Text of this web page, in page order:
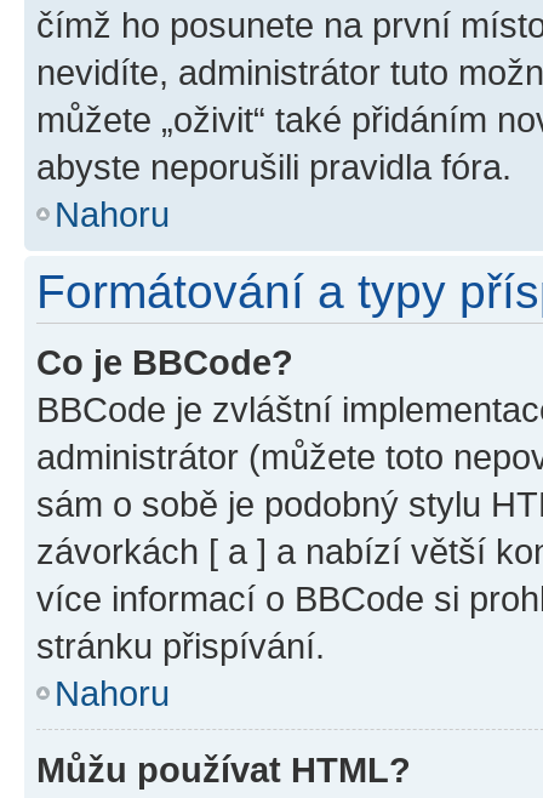
čímž ho posunete na první
nevidíte, administrátor tuto
můžete „oživit“ také přidáním
abyste neporušili pravidla fóra.
Nahoru
Formátování a typy
Co je BBCode?
BBCode je zvláštní
administrátor (můžete toto
sám o sobě je podobný stylu
závorkách [ a ] a nabízí větší
více informací o BBCode si
stránku přispívání.
Nahoru
Můžu používat HTML?